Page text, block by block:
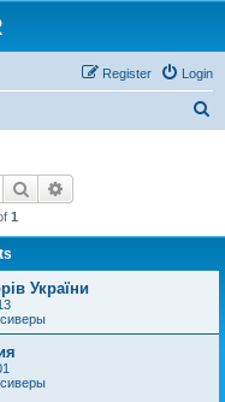
Login
Register
Search
1
України